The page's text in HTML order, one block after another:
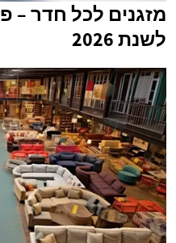
מזגנים לכל חדר –
לשנת 2026